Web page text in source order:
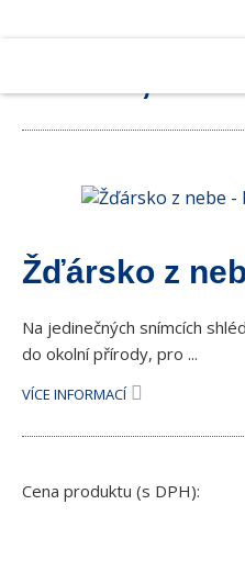
KNIHY,
Žďársko z
Na jedinečných snímcích
do okolní přírody, pro ...
VÍCE INFORMACÍ
Cena produktu (s DPH):